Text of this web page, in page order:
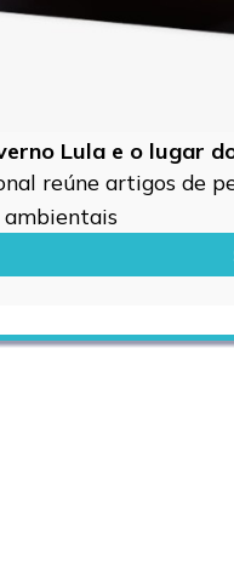
Lula e o lugar
reúne artigos de
ambientais